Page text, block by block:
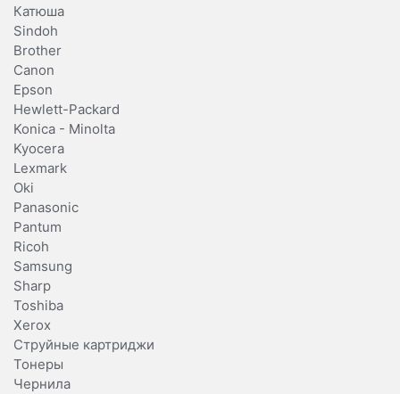
Катюша
Sindoh
Brother
Canon
Epson
Hewlett-Packard
Konica - Minolta
Kyocera
Lexmark
Oki
Panasonic
Pantum
Ricoh
Samsung
Sharp
Toshiba
Xerox
Струйные картриджи
Тонеры
Чернила